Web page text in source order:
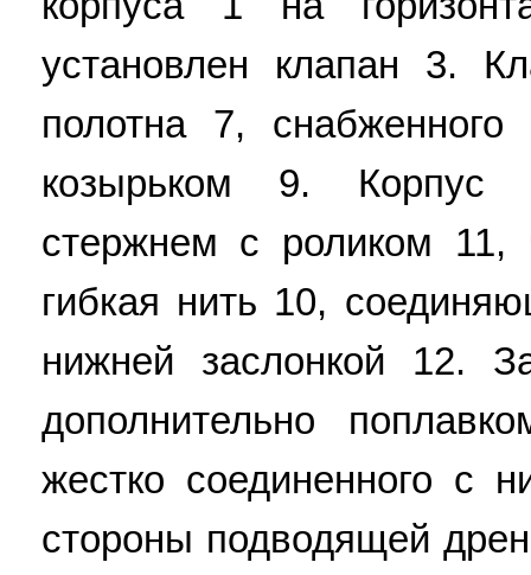
установлен клапан 3.
полотна 7,
козырьком 9. Корпус
стержнем с роликом 11,
гибкая нить 10,
нижней заслонкой 12.
дополнительно
жестко соединенного с
стороны подводящей